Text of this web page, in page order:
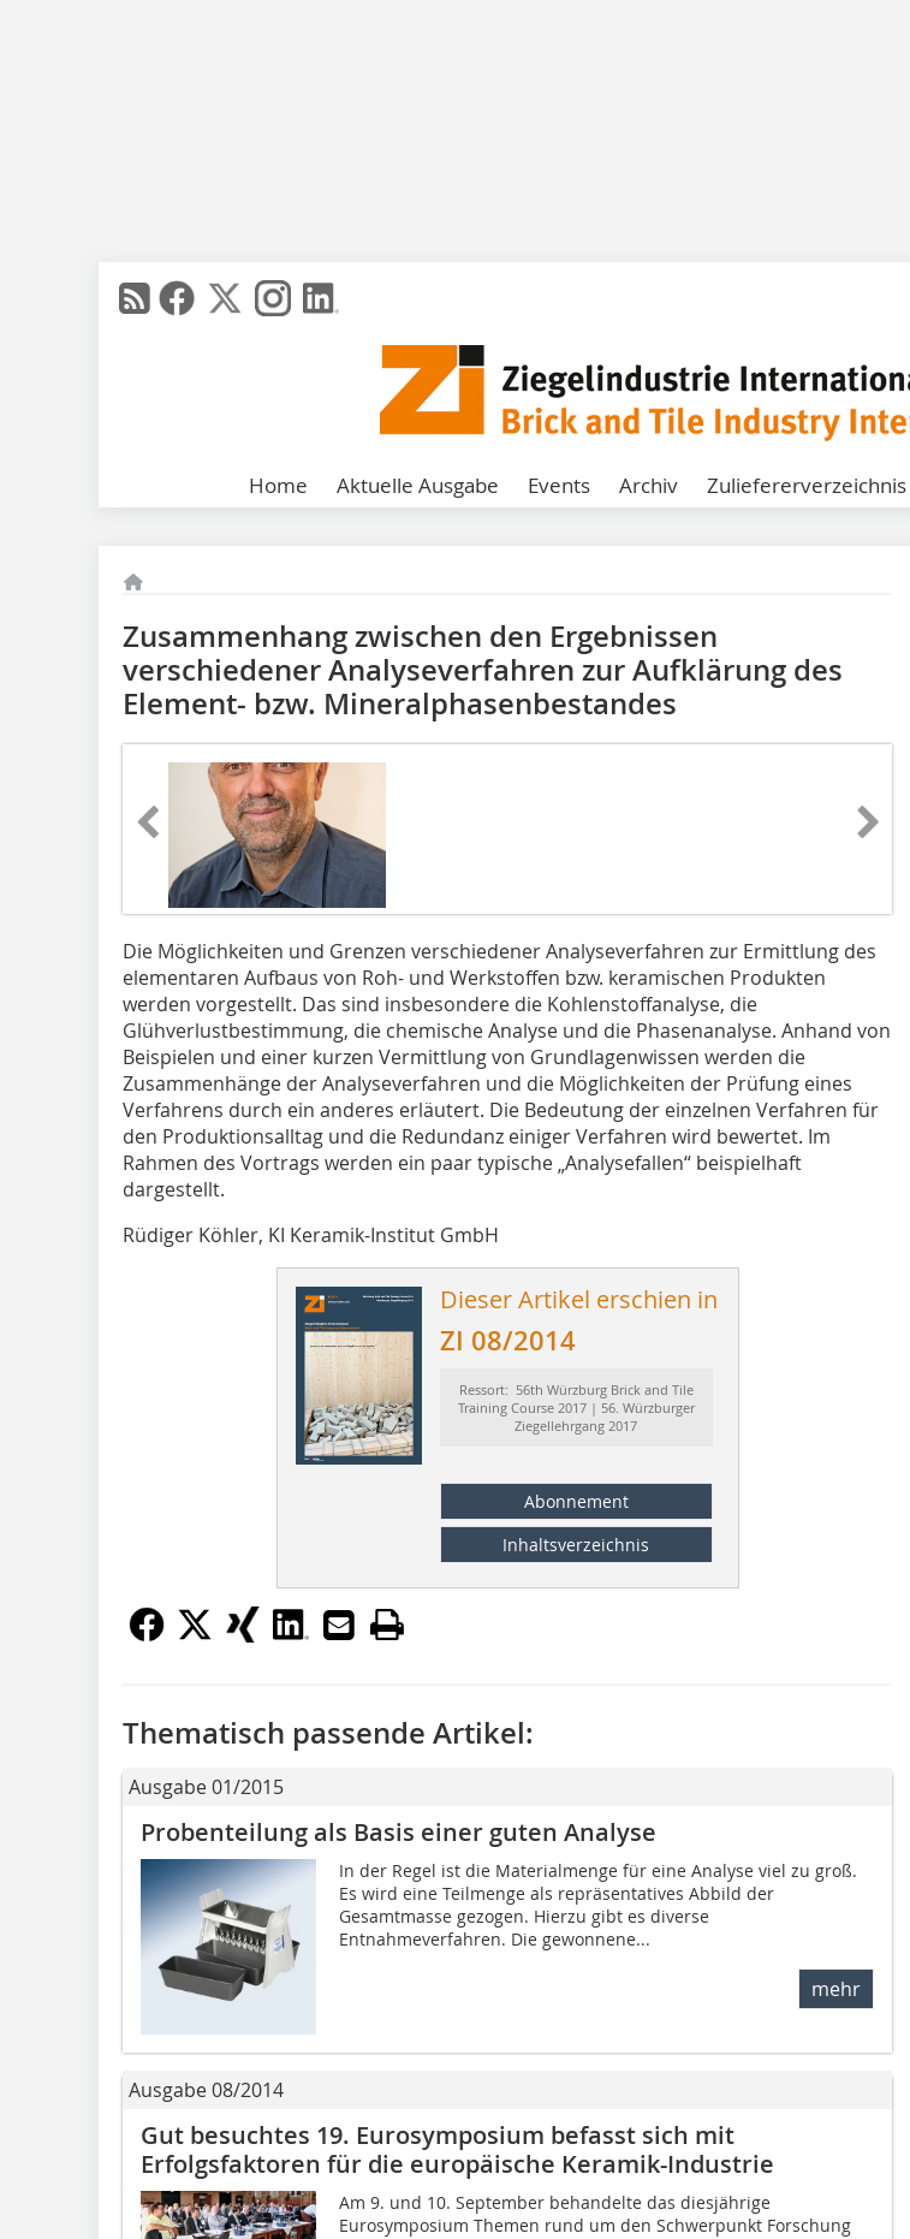
Home Aktuelle Ausgabe Events Archiv Zuliefererverzeichnis
Zusammenhang zwischen den Ergebnissen
verschiedener Analyseverfahren zur Aufklärung des
Element- bzw. Mineralphasenbestandes
Die Möglichkeiten und Grenzen verschiedener Analyseverfahren zur Ermittlung des
elementaren Aufbaus von Roh- und Werkstoffen bzw. keramischen Produkten
werden vorgestellt. Das sind insbesondere die Kohlenstoffanalyse, die
Glühverlustbestimmung, die chemische Analyse und die Phasenanalyse. Anhand von
Beispielen und einer kurzen Vermittlung von Grundlagenwissen werden die
Zusammenhänge der Analyseverfahren und die Möglichkeiten der Prüfung eines
Verfahrens durch ein anderes erläutert. Die Bedeutung der einzelnen Verfahren für
den Produktionsalltag und die Redundanz einiger Verfahren wird bewertet. Im
Rahmen des Vortrags werden ein paar typische „Analysefallen“ beispielhaft
dargestellt.
Rüdiger Köhler, KI Keramik-Institut GmbH
Dieser Artikel erschien in
ZI 08/2014
Ressort: 56th Würzburg Brick and Tile
Training Course 2017 | 56. Würzburger
Ziegellehrgang 2017
Abonnement
Inhaltsverzeichnis
Thematisch passende Artikel:
Ausgabe 01/2015
Probenteilung als Basis einer guten Analyse
In der Regel ist die Materialmenge für eine Analyse viel zu groß.
Es wird eine Teilmenge als repräsentatives Abbild der
Gesamtmasse gezogen. Hierzu gibt es diverse
Entnahmeverfahren. Die gewonnene...
mehr
Ausgabe 08/2014
Gut besuchtes 19. Eurosymposium befasst sich mit
Erfolgsfaktoren für die europäische Keramik-Industrie
Am 9. und 10. September behandelte das diesjährige
Eurosymposium Themen rund um den Schwerpunkt Forschung